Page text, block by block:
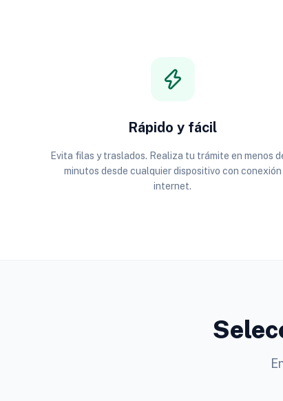
Rápido y fácil
Evita filas y traslados. Realiza tu trámite en menos
minutos desde cualquier dispositivo con conexión
internet.